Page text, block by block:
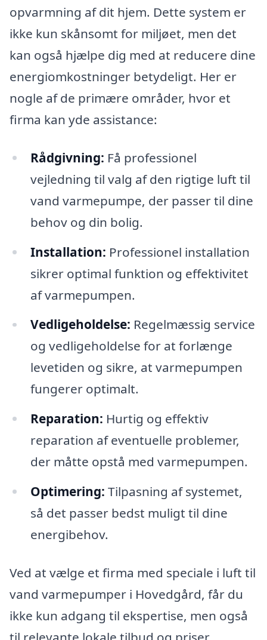
opvarmning af dit hjem. Dette system er
ikke kun skånsomt for miljøet, men det
kan også hjælpe dig med at reducere dine
energiomkostninger betydeligt. Her er
nogle af de primære områder, hvor et
firma kan yde assistance:
Rådgivning: Få professionel
vejledning til valg af den rigtige luft til
vand varmepumpe, der passer til dine
behov og din bolig.
Installation: Professionel installation
sikrer optimal funktion og effektivitet
af varmepumpen.
Vedligeholdelse: Regelmæssig service
og vedligeholdelse for at forlænge
levetiden og sikre, at varmepumpen
fungerer optimalt.
Reparation: Hurtig og effektiv
reparation af eventuelle problemer,
der måtte opstå med varmepumpen.
Optimering: Tilpasning af systemet,
så det passer bedst muligt til dine
energibehov.
Ved at vælge et firma med speciale i luft til
vand varmepumper i Hovedgård, får du
ikke kun adgang til ekspertise, men også